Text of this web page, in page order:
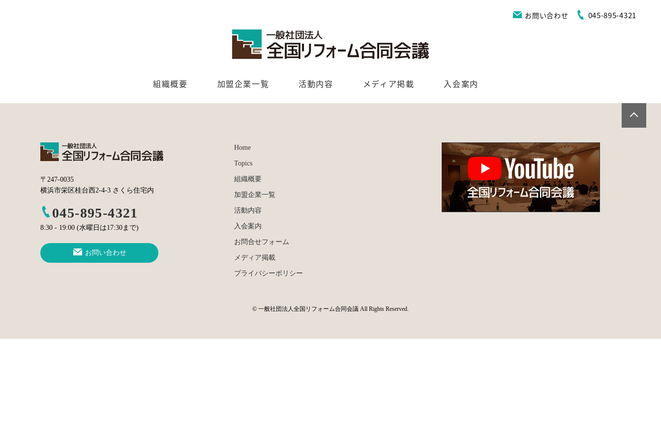
お問い合わせ 045-895-4321
組織概要 加盟企業一覧 活動内容 メディア掲載 入会案内
〒247-0035
横浜市栄区桂台西2-4-3 さくら住宅内
045-895-4321
8:30 - 19:00 (水曜日は17:30まで)
お問い合わせ
Home
Topics
組織概要
加盟企業一覧
活動内容
入会案内
お問合せフォーム
メディア掲載
プライバシーポリシー
© 一般社団法人全国リフォーム合同会議 All Rights Reserved.